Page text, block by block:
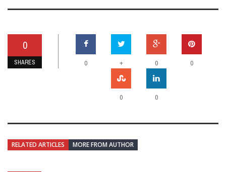
0
SHARES 0 + 0 0
0 0
RELATED ARTICLES MORE FROM AUTHOR